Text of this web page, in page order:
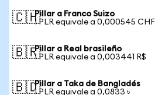
🇨🇭Pillar a Franco Suizo
1 PLR equivale a 0,000545 CHF
🇧🇷Pillar a Real brasileño
1 PLR equivale a 0,003441 R$
🇧🇩Pillar a Taka de Bangladés
1 PLR equivale a 0,0833 ৳